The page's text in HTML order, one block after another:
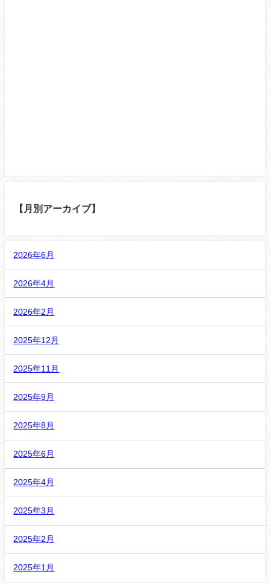
【月別アーカイブ】
2026年6月
2026年4月
2026年2月
2025年12月
2025年11月
2025年9月
2025年8月
2025年6月
2025年4月
2025年3月
2025年2月
2025年1月